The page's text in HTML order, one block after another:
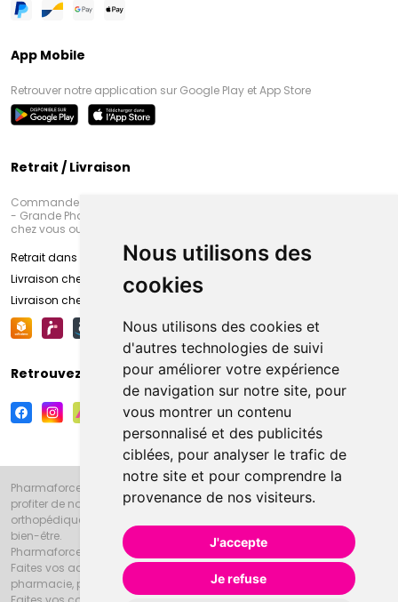
Nous utilisons des
cookies
Nous utilisons des cookies et
d'autres technologies de suivi
pour améliorer votre expérience
de navigation sur notre site, pour
vous montrer un contenu
personnalisé et des publicités
ciblées, pour analyser le trafic de
notre site et pour comprendre la
provenance de nos visiteurs.
J'accepte
Je refuse
App Mobile
Retrouver notre application sur Google Play et App Store
Retrait / Livraison
Commandez en ligne et venez chercher votre commande à Amiens
- Grande Pharmacie d’Amiens (Fachon) ou recevez-là rapidement
chez vous ou en point retrait
Retrait dans la pharmacie d’Amiens
Livraison chez vous
Livraison chez votre commerçant
Retrouvez-nous sur vos réseaux sociaux
Pharmaforce.fr et la Grande Pharmacie d’Amiens vous souhaitent de
profiter de notre accueil, de nos conseils pharmaceutiques,
orthopédiques, homéopathiques, parapharmaceutiques, beauté et
bien-être.
Pharmaforce.fr est le site internet de la Grande Pharmacie d’Amiens.
Faites vos achats en ligne grâce à un choix de 20000 références en
pharmacie, parapharmacie, diététique et animaux (vétérinaire).